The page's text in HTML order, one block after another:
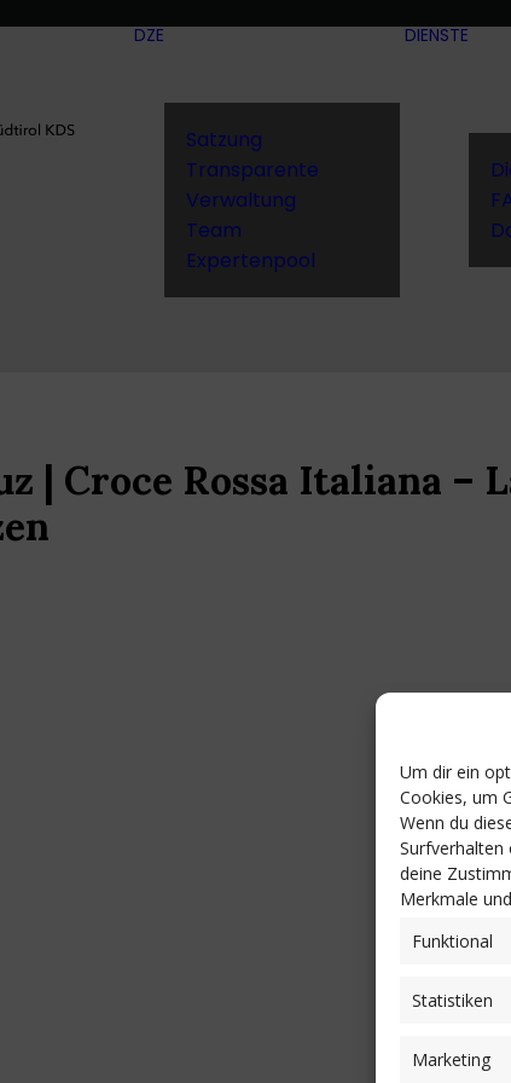
Um dir ein
Cookies, um
Wenn du
Surfverhalten
deine
Merkmale
Funktional
Statistiken
Marketing
DZE
Satzung
Transparente
Verwaltung
Team
Expertenpool
DIENSTE
| Croce Rossa Italiana –